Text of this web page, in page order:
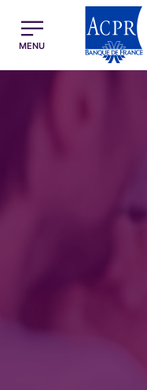
ACPR Menu Principal
MENU
Image